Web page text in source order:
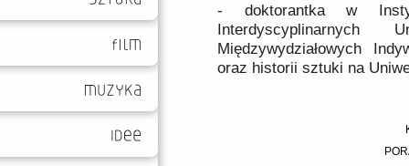
- doktorantka w
Interdyscyplinarnych
Międzywydziałowych
oraz historii sztuki na